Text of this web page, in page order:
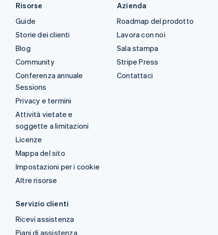
Risorse
Guide
Storie dei clienti
Blog
Community
Conferenza annuale
Sessions
Privacy e termini
Attività vietate e
soggette a limitazioni
Licenze
Mappa del sito
Impostazioni per i cookie
Altre risorse
Azienda
Roadmap del prodotto
Lavora con noi
Sala stampa
Stripe Press
Contattaci
Servizio clienti
Ricevi assistenza
Piani di assistenza